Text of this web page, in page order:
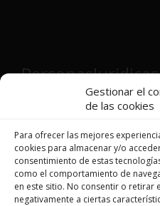
Gestionar el
de las cookies
Para ofrecer las mejores
cookies para almacenar y/o
consentimiento de estas
como el comportamiento de
en este sitio. No consentir o retirar
negativamente a ciertas
Director y fundador:
Patón